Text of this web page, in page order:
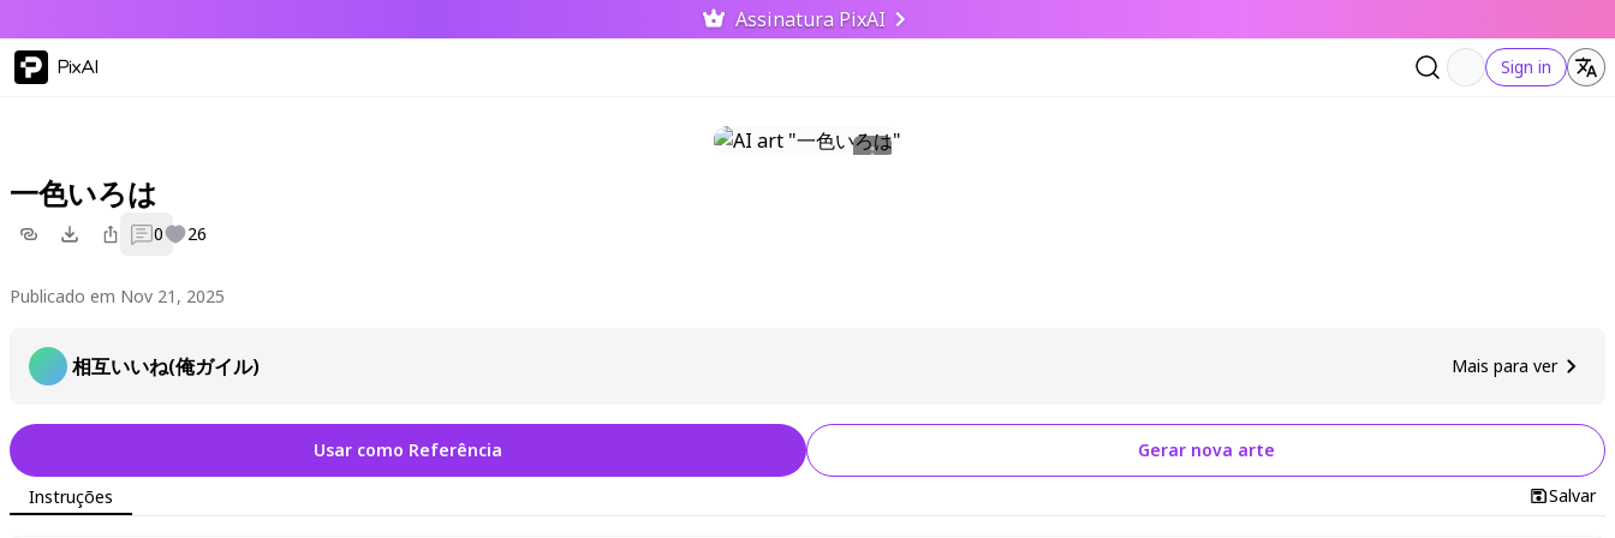
Assinatura PixAI
PixAI Sign in
一色いろは
0 26
Publicado em Nov 21, 2025
相互いいね(俺ガイル) Mais para ver
Usar como Referência Gerar nova arte
Instruções Salvar